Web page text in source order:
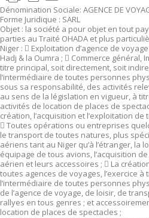
Dénomination Sociale: AGENCE DE
Forme Juridique : SARL
Objet : la société a pour objet en tout
parties au Traité OHADA et plus
Niger :  Exploitation d’agence de
Hadj & la Oumra ;  Commerce général,
titre principal, soit directement, soit
l’intermédiaire de toutes personnes
sous sa responsabilité, des activités
au sens de la législation en vigueur, à
activités de location de places de
création, l’acquisition et l’exploitation
 Toutes opérations ou entreprises
le transport de toutes natures, plus
aériens tant au Niger qu’à l’étranger, la
équipage de tous avions, l’acquisition
aérien et leurs accessoires ;  La
toutes agences de voyages, l’exercice
l’intermédiaire de toutes personnes
de l’agence de voyage, de loisir, de
rallyes en tous genres ; et
location de places de spectacles ;